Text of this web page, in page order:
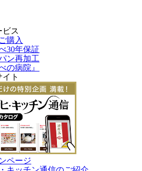
ビス
購入
30年保証
ン再加工
の病院』
ト
ページ